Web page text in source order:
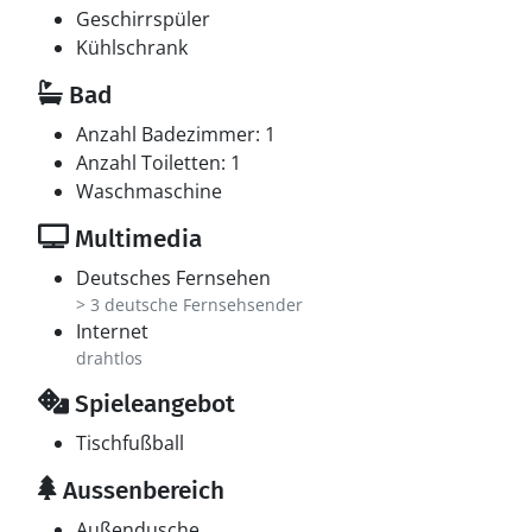
4 schwedische Fernsehsender. Mindestens 4
norwegische Fernsehsender. Mindestens 4 deutsche
Fernsehsender. Es steht kabellose Internetverbindung
zur Verfügung.
Hobbyraum
Geschirrspüler
Kühlschrank
Bad
Anzahl Badezimmer: 1
Anzahl Toiletten: 1
Waschmaschine
Multimedia
Deutsches Fernsehen
> 3 deutsche Fernsehsender
Internet
drahtlos
Spieleangebot
Tischfußball
Aussenbereich